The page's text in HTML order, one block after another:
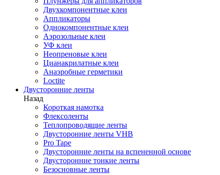
Двухкомпонентные клеи
Аппликаторы
Однокомпонентные клеи
Аэрозольные клеи
УФ клеи
Неопреновые клеи
Цианакрилатные клеи
Анаэробные герметики
Loctite
Двусторонние ленты
Назад
Короткая намотка
Флексоленты
Теплопроводящие ленты
Двусторонние ленты VHB
Pro Tape
Двусторонние ленты на вспененной основе
Двусторонние тонкие ленты
Безосновные ленты